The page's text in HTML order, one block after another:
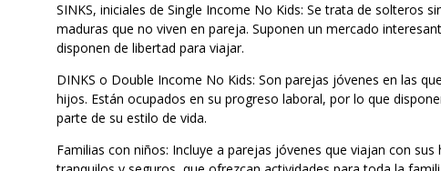
SINKS, iniciales de Single Income No Kids: Se trata de solteros
maduras que no viven en pareja. Suponen un mercado
disponen de libertad para viajar.
DINKS o Double Income No Kids: Son parejas jóvenes en las
hijos. Están ocupados en su progreso laboral, por lo que
parte de su estilo de vida.
Familias con niños: Incluye a parejas jóvenes que viajan con